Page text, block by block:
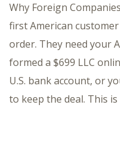
Why Foreign
first American
order. They need your
formed a $699 LLC
U.S. bank account, or
to keep the deal. This